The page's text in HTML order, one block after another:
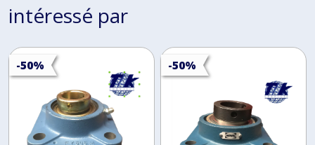
intéressé par
-50% -50%